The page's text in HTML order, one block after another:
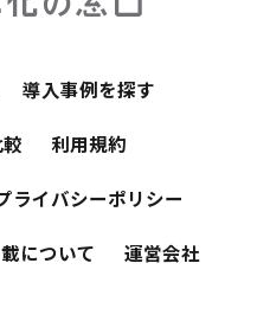
導入事例を探す
利用規約
ライバシーポリシー
について 運営会社